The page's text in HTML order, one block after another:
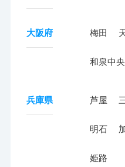
大阪府 梅田
和泉中央
兵庫県 芦屋
明石
姫路